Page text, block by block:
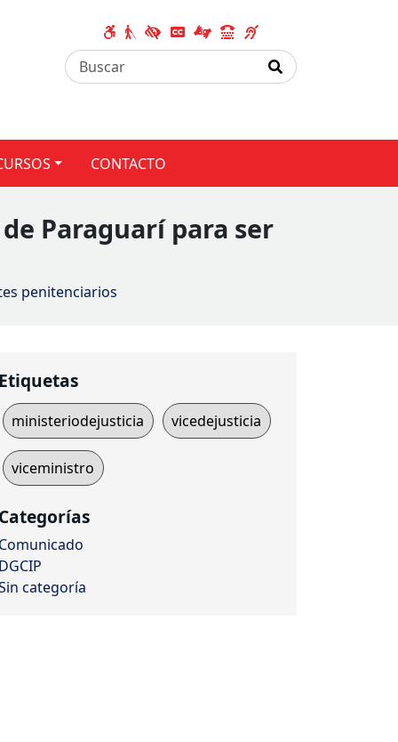
CONTACTO
Paraguarí para ser
penitenciarios
Etiquetas
ministeriodejusticia vicedejusticia
viceministro
Categorías
Comunicado
DGCIP
categoría